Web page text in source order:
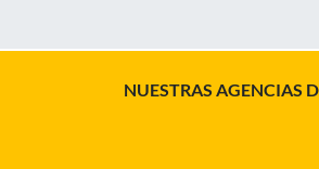
NUESTRAS AGENCIAS